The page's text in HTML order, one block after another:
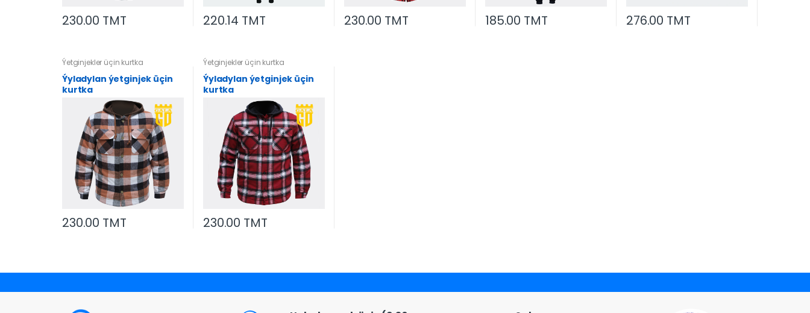
230.00 TMT 220.14 TMT 230.00 TMT 185.00 TMT 276.00 TMT
Ýetginjekler üçin kurtka
Ýyladylan ýetginjek üçin
kurtka
230.00 TMT
Ýetginjekler üçin kurtka
Ýyladylan ýetginjek üçin
kurtka
230.00 TMT